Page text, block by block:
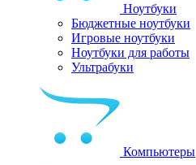
Ноутбуки
Бюджетные ноутбуки
Игровые ноутбуки
Ноутбуки для работы
Ультрабуки
Компьютеры